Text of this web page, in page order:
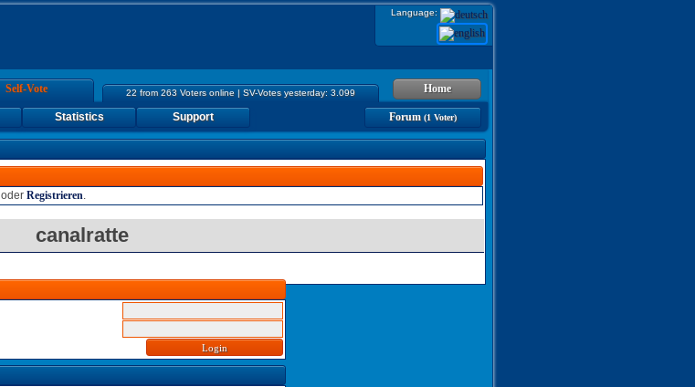
Language:
22 from 263 Voters online | SV-Votes yesterday: 3.099
Self-Vote Home
Forum(1 Voter)
Statistics Support
oder Registrieren.
canalratte